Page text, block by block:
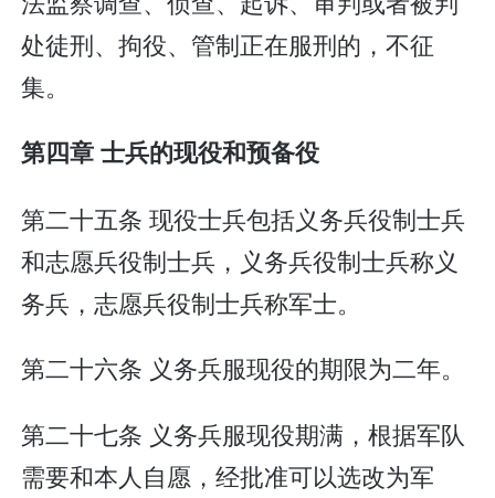
处徒刑、拘役、管制正在服刑的，不征
集。
第四章 士兵的现役和预备役
第二十五条 现役士兵包括义务兵役制士兵
和志愿兵役制士兵，义务兵役制士兵称义
务兵，志愿兵役制士兵称军士。
第二十六条 义务兵服现役的期限为二年。
第二十七条 义务兵服现役期满，根据军队
需要和本人自愿，经批准可以选改为军